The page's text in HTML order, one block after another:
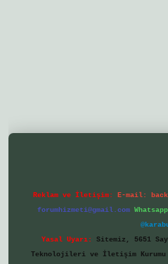
Reklam ve İletişim: E-mail:
forumhizmeti@gmail.com
Yasal Uyarı:
Sitemiz, 5651
Teknolojileri ve İletişim Kurumu